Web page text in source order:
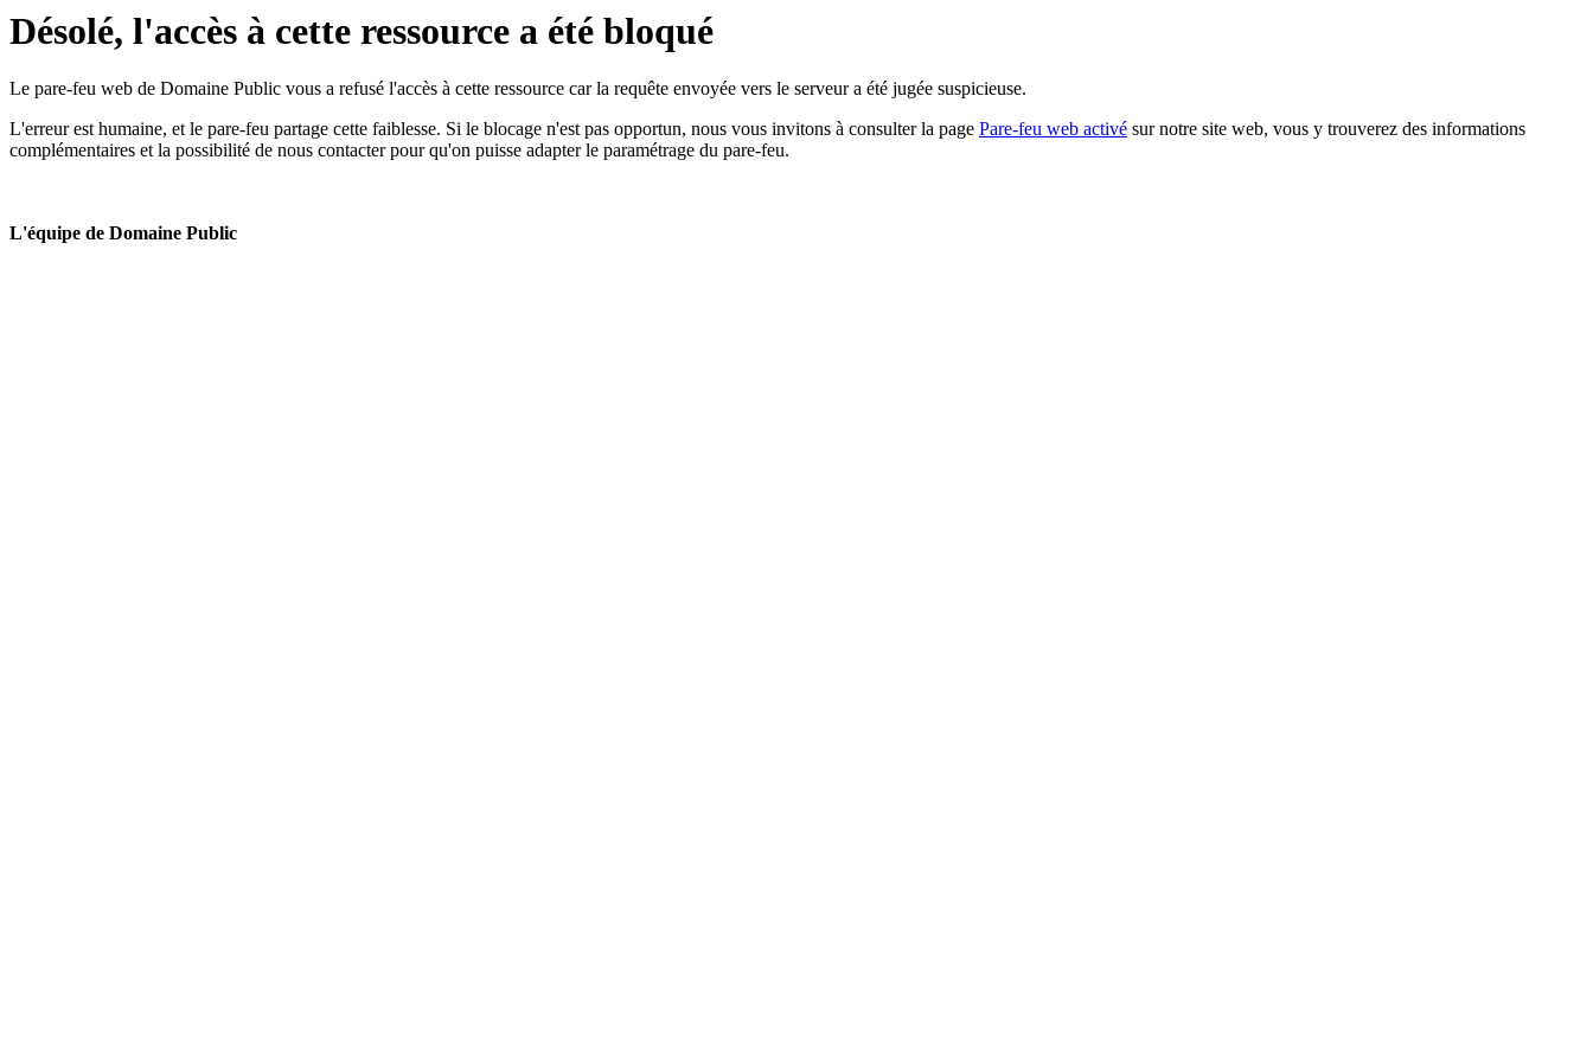
Désolé, l'accès à cette ressource a été bloqué
Le pare-feu web de Domaine Public vous a refusé l'accès à cette ressource car la requête envoyée vers le serveur a été jugée suspicieuse.
L'erreur est humaine, et le pare-feu partage cette faiblesse. Si le blocage n'est pas opportun, nous vous invitons à consulter la page Pare-feu web activé sur notre site web, vous y trouverez des informations
complémentaires et la possibilité de nous contacter pour qu'on puisse adapter le paramétrage du pare-feu.
L'équipe de Domaine Public